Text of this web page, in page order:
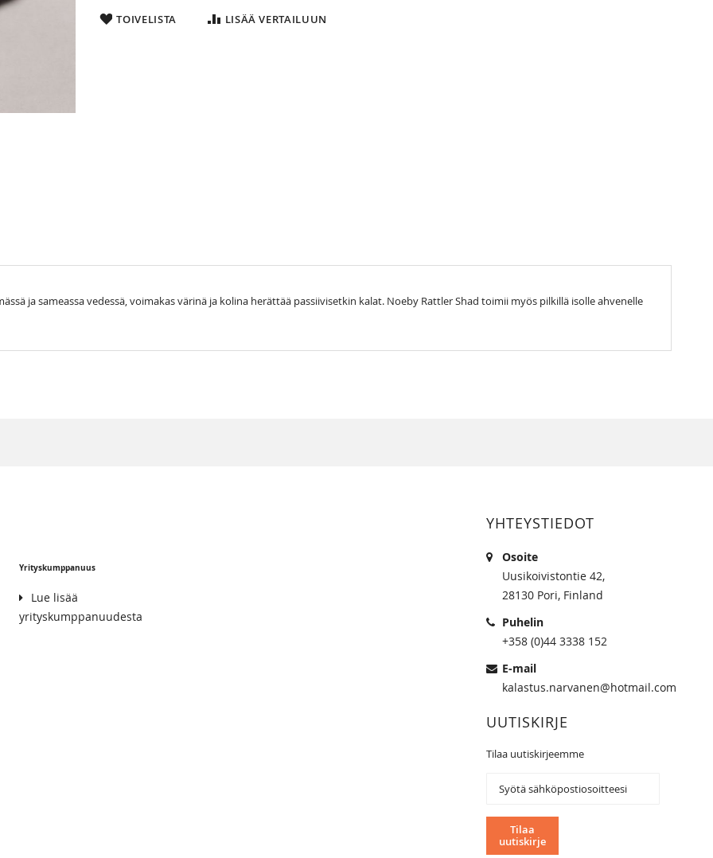
TOIVELISTA LISÄÄ VERTAILUUN
ja sameassa vedessä, voimakas värinä ja kolina herättää passiivisetkin kalat. Noeby Rattler Shad toimii myös pilkillä isolle ahvenelle
Yrityskumppanuus
Lue lisää
yrityskumppanuudesta
YHTEYSTIEDOT
Osoite
Uusikoivistontie 42,
28130 Pori, Finland
Puhelin
+358 (0)44 3338 152
E-mail
kalastus.narvanen@hotmail.com
UUTISKIRJE
Tilaa uutiskirjeemme
uutiskirjeemme:
Tilaa
uutiskirje